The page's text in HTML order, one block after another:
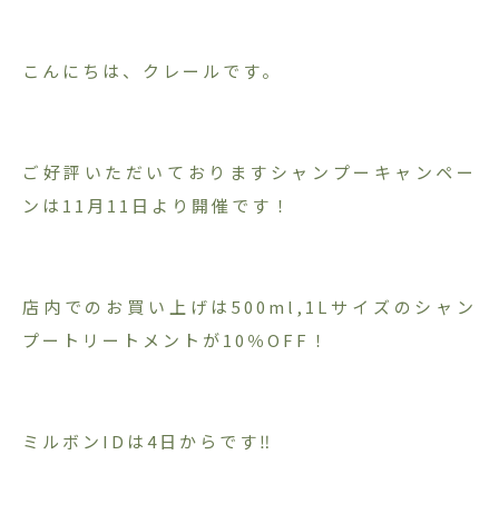
こんにちは、クレールです。
ご好評いただいておりますシャンプーキャンペー
ンは11月11日より開催です！
店内でのお買い上げは500ml,1Lサイズのシャン
プートリートメントが10％OFF！
ミルボンIDは4日からです‼︎